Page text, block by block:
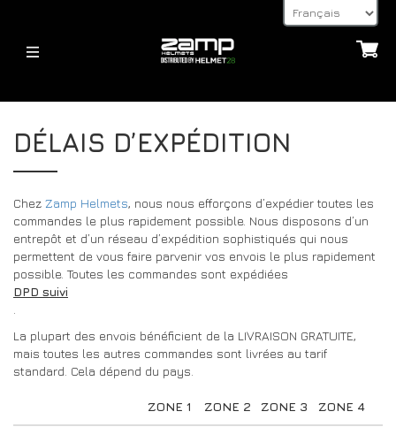
HELMETS
FIA – 8859
ACCESSORIES
32FIVE
NOUVELLES
CONTACT
PAGE DE DEMANDE DE RENSEIGNEMENTS POUR LES
CASQUES
JEUNES – CMR 2016
CASQUES
ACCESSOIRES
VISIÈRES
AUTRE
32FIVE
A PROPOS DE
L’HOMOLOGATION EXPLIQUÉE
RETOURS
POTEAUX HANS, DISPOSITIFS HANS ET FHR
MODES DE PAIEMENT
NOUVELLES
BLOG
DÉLAIS D’EXPÉDITION
Chez Zamp Helmets, nous nous efforçons d’expédier toutes les
commandes le plus rapidement possible. Nous disposons d’un
entrepôt et d’un réseau d’expédition sophistiqués qui nous
permettent de vous faire parvenir vos envois le plus rapidement
possible. Toutes les commandes sont expédiées
DPD suivi
La plupart des envois bénéficient de la LIVRAISON GRATUITE,
mais toutes les autres commandes sont livrées au tarif
standard. Cela dépend du pays.
ZONE 1 ZONE 2 ZONE 3 ZONE 4